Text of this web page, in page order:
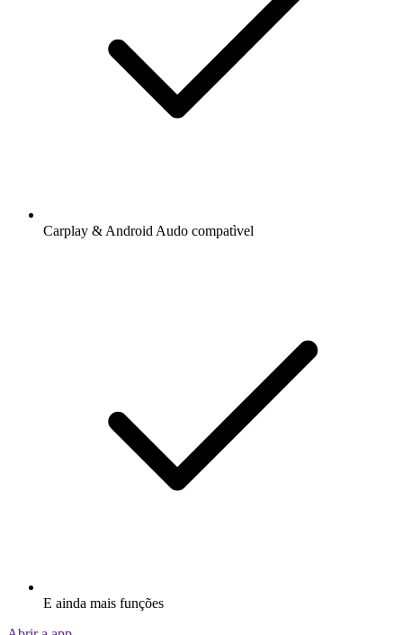
Carplay & Android Audo compatìvel
E ainda mais funções